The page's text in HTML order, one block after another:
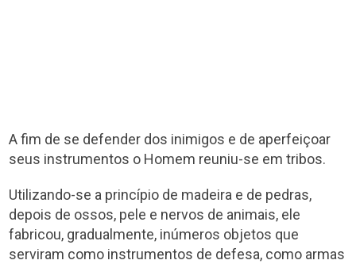
A fim de se defender dos inimigos e de aperfeiçoar
seus instrumentos o Homem reuniu-se em tribos.
Utilizando-se a princípio de madeira e de pedras,
depois de ossos, pele e nervos de animais, ele
fabricou, gradualmente, inúmeros objetos que
serviram como instrumentos de defesa, como armas